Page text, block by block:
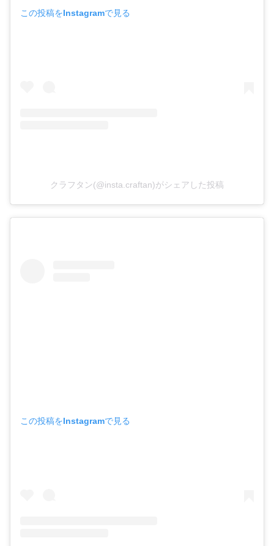
この投稿をInstagramで見る
クラフタン(@insta.craftan)がシェアした投稿
この投稿をInstagramで見る